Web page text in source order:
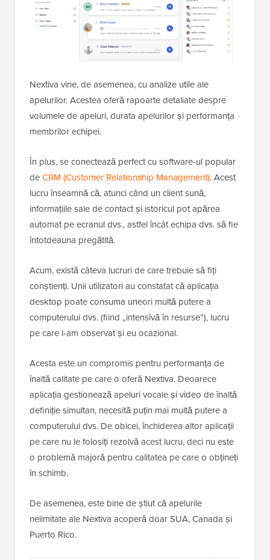
Nextiva vine, de asemenea, cu analize utile ale
apelurilor. Acestea oferă rapoarte detaliate despre
volumele de apeluri, durata apelurilor și performanța
membrilor echipei.
În plus, se conectează perfect cu software-ul popular
deCRM (Customer Relationship Management). Acest
lucru înseamnă că, atunci când un client sună,
informațiile sale de contact și istoricul pot apărea
automat pe ecranul dvs., astfel încât echipa dvs. să fie
întotdeauna pregătită.
Acum, există câteva lucruri de care trebuie să fiți
conștienți. Unii utilizatori au constatat că aplicația
desktop poate consuma uneori multă putere a
computerului dvs. (fiind „intensivă în resurse”), lucru
pe care l-am observat și eu ocazional.
Acesta este un compromis pentru performanța de
înaltă calitate pe care o oferă Nextiva. Deoarece
aplicația gestionează apeluri vocale și video de înaltă
definiție simultan, necesită puțin mai multă putere a
computerului dvs. De obicei, închiderea altor aplicații
pe care nu le folosiți rezolvă acest lucru, deci nu este
o problemă majoră pentru calitatea pe care o obțineți
în schimb.
De asemenea, este bine de știut că apelurile
nelimitate ale Nextiva acoperă doar SUA, Canada și
Puerto Rico.